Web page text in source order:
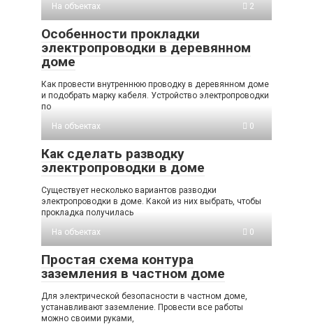
На объектах
2
Особенности прокладки
электропроводки в деревянном
доме
Как провести внутреннюю проводку в деревянном доме
и подобрать марку кабеля. Устройство электропроводки
по
На объектах
0
Как сделать разводку
электропроводки в доме
Существует несколько вариантов разводки
электропроводки в доме. Какой из них выбрать, чтобы
прокладка получилась
На объектах
0
Простая схема контура
заземления в частном доме
Для электрической безопасности в частном доме,
устанавливают заземление. Провести все работы
можно своими руками,